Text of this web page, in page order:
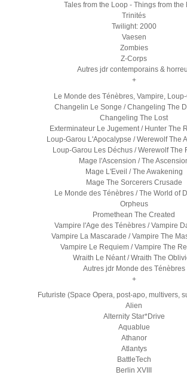
Tales from the Loop - Things from the
Trinités
Twilight: 2000
Vaesen
Zombies
Z-Corps
Autres jdr contemporains &
+
Le Monde des Ténèbres, Vampire, Loup-
Changelin Le Songe / Changeling The
Changeling The Lost
Exterminateur Le Jugement / Hunter The
Loup-Garou L'Apocalypse / Werewolf The
Loup-Garou Les Déchus / Werewolf The
Mage l'Ascension / The
Mage L'Eveil / The Awakening
Mage The Sorcerers Crusade
Le Monde des Ténèbres / The World of
Orpheus
Promethean The Created
Vampire l'Age des Ténèbres / Vampire
Vampire La Mascarade / Vampire The
Vampire Le Requiem / Vampire The
Wraith Le Néant / Wraith The
Autres jdr Monde des Ténèbres
+
Futuriste (Space Opera, post-apo, multivers,
Alien
Alternity Star*Drive
Aquablue
Athanor
Atlantys
BattleTech
Berlin XVIII